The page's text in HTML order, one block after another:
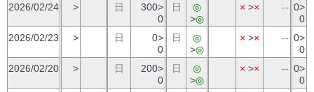
2026/02/24
> 日
300>
0
日
◎
>◎
× >× -- 0>
0
2026/02/23
> 日
0>
0
日
◎
>◎
× >× -- 0>
0
2026/02/20
> 日
200>
0
日
◎
>◎
× >× -- 0>
0